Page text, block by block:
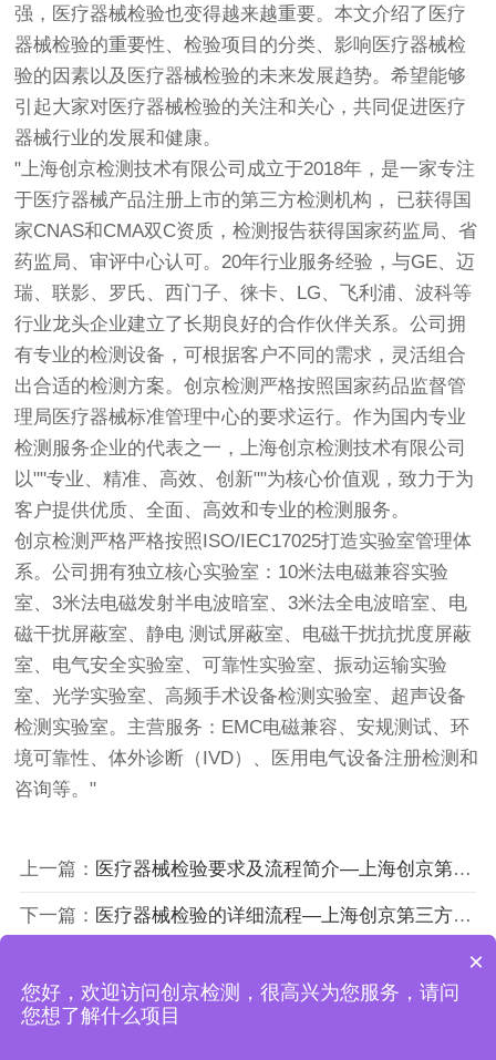
强，医疗器械检验也变得越来越重要。本文介绍了医疗
器械检验的重要性、检验项目的分类、影响医疗器械检
验的因素以及医疗器械检验的未来发展趋势。希望能够
引起大家对医疗器械检验的关注和关心，共同促进医疗
器械行业的发展和健康。
"上海创京检测技术有限公司成立于2018年，是一家专注
于医疗器械产品注册上市的第三方检测机构， 已获得国
家CNAS和CMA双C资质，检测报告获得国家药监局、省
药监局、审评中心认可。20年行业服务经验，与GE、迈
瑞、联影、罗氏、西门子、徕卡、LG、飞利浦、波科等
行业龙头企业建立了长期良好的合作伙伴关系。公司拥
有专业的检测设备，可根据客户不同的需求，灵活组合
出合适的检测方案。创京检测 严格按照国家药品监督管
理局医疗器械标准管理中心的要求运行。作为国内专业
检测服务企业的代表之一，上海创京检测技术有限公司
以""专业、精准、高效、创新""为核心价值观，致力于为
客户提供优质、全面、高效和专业的检测服务。
创京检测 严格严格按照ISO/IEC17025打造实验室管理体
系。公司拥有独立核心实验室：10米法电磁兼容实验
室、3米法电磁发射半电波暗室、3米法全电波暗室、电
磁干扰屏蔽室、静电 测试屏蔽室、电磁干扰抗扰度屏蔽
室、电气安全实验室、可靠性实验室、振动运输实验
室、光学实验室、高频手术设备检测实验室、超声设备
检测实验室。主营服务：EMC电磁兼容、安规测试、环
境可靠性、体外诊断（IVD）、医用电气设备注册检测和
咨询等。"
上一篇： 医疗器械检验要求及流程简介—上海创京第三方检检测所
下一篇： 医疗器械检验的详细流程—上海创京第三方检检测所
上海创京检测技术有限公司
×
您好，欢迎访问创京检测，很高兴为您服务，请问
您想了解什么项目